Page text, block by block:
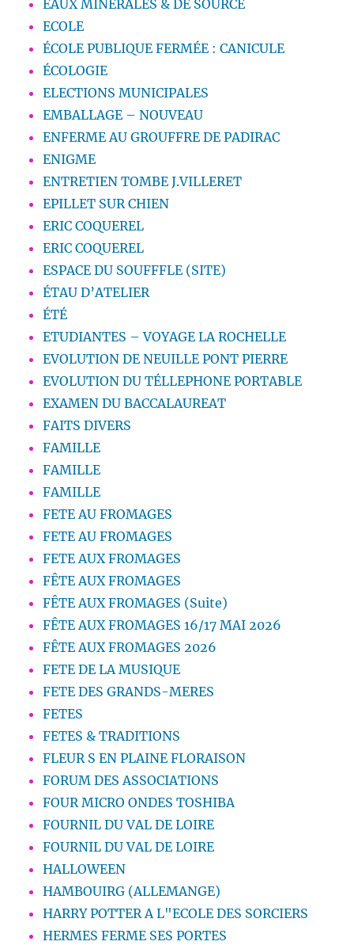
EAUX MINERALES & DE SOURCE
ECOLE
ÉCOLE PUBLIQUE FERMÉE : CANICULE
ÉCOLOGIE
ELECTIONS MUNICIPALES
EMBALLAGE – NOUVEAU
ENFERME AU GROUFFRE DE PADIRAC
ENIGME
ENTRETIEN TOMBE J.VILLERET
EPILLET SUR CHIEN
ERIC COQUEREL
ERIC COQUEREL
ESPACE DU SOUFFFLE (SITE)
ÉTAU D’ATELIER
ÉTÉ
ETUDIANTES – VOYAGE LA ROCHELLE
EVOLUTION DE NEUILLE PONT PIERRE
EVOLUTION DU TÉLLEPHONE PORTABLE
EXAMEN DU BACCALAUREAT
FAITS DIVERS
FAMILLE
FAMILLE
FAMILLE
FETE AU FROMAGES
FETE AU FROMAGES
FETE AUX FROMAGES
FÊTE AUX FROMAGES
FÊTE AUX FROMAGES (Suite)
FÊTE AUX FROMAGES 16/17 MAI 2026
FÊTE AUX FROMAGES 2026
FETE DE LA MUSIQUE
FETE DES GRANDS-MERES
FETES
FETES & TRADITIONS
FLEUR S EN PLAINE FLORAISON
FORUM DES ASSOCIATIONS
FOUR MICRO ONDES TOSHIBA
FOURNIL DU VAL DE LOIRE
FOURNIL DU VAL DE LOIRE
HALLOWEEN
HAMBOUIRG (ALLEMANGE)
HARRY POTTER A L"ECOLE DES SORCIERS
HERMES FERME SES PORTES